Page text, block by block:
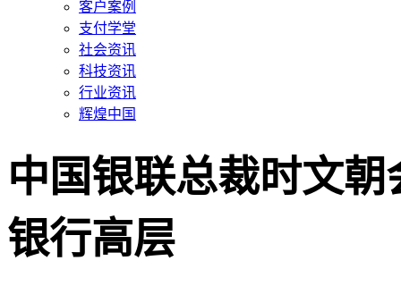
客户案例
支付学堂
社会资讯
科技资讯
行业资讯
辉煌中国
中国银联总裁时文
银行高层